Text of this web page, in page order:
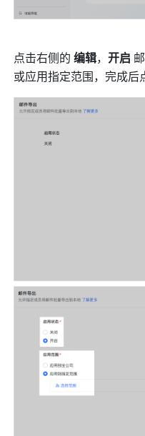
点击右侧的 编辑，开启
或应用指定范围，完成